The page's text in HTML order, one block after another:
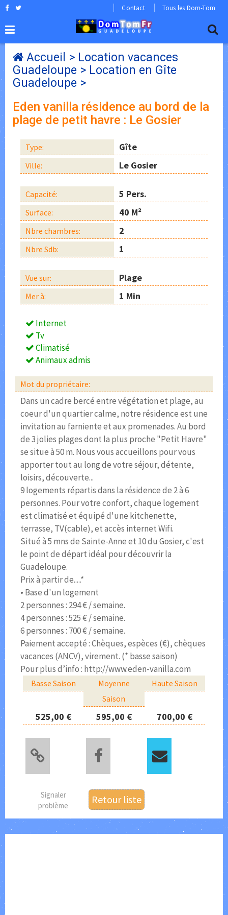
Contact Tous les Dom-Tom
Accueil > Location vacances
Guadeloupe > Location en Gîte
Guadeloupe >
Eden vanilla résidence au bord de la
plage de petit havre : Le Gosier
Type: Gîte
Ville: Le Gosier
Capacité: 5 Pers.
Surface: 40 M²
Nbre chambres: 2
Nbre Sdb: 1
Vue sur: Plage
Mer à: 1 Min
Internet
Tv
Climatisé
Animaux admis
Mot du propriétaire:
Dans un cadre bercé entre végétation et plage, au
coeur d'un quartier calme, notre résidence est une
invitation au farniente et aux promenades. Au bord
de 3 jolies plages dont la plus proche "Petit Havre"
se situe à 50 m. Nous vous accueillons pour vous
apporter tout au long de votre séjour, détente,
loisirs, découverte...
9 logements répartis dans la résidence de 2 à 6
personnes. Pour votre confort, chaque logement
est climatisé et équipé d'une kitchenette,
terrasse, TV(cable), et accès internet Wifi.
Situé à 5 mns de Sainte-Anne et 10 du Gosier, c'est
le point de départ idéal pour découvrir la
Guadeloupe.
Prix à partir de.....*
• Base d'un logement
2 personnes : 294 € / semaine.
4 personnes : 525 € / semaine.
6 personnes : 700 € / semaine.
Paiement accepté : Chèques, espèces (€), chèques
vacances (ANCV), virement. (* basse saison)
Pour plus d’info : http://www.eden-vanilla.com
Basse Saison
Moyenne
Saison
Haute Saison
525,00 € 595,00 € 700,00 €
Signaler
problème
Retour liste